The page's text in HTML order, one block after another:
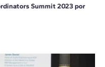
Summit 2023 por